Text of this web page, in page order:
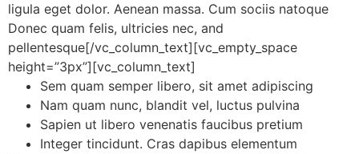
ligula eget dolor. Aenean massa. Cum sociis natoque
Donec quam felis, ultricies nec, and
pellentesque[/vc_column_text][vc_empty_space
height=”3px”][vc_column_text]
Sem quam semper libero, sit amet adipiscing
Nam quam nunc, blandit vel, luctus pulvina
Sapien ut libero venenatis faucibus pretium
Integer tincidunt. Cras dapibus elementum